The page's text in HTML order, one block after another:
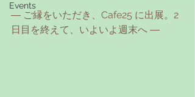
Events
― ご縁をいただき、Cafe25 に出展。2
日目を終えて、いよいよ週末へ ―